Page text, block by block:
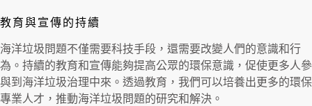
教育與宣傳的持續
海洋垃圾問題不僅需要科技手段，還需要改變人們的意識和行
為。持續的教育和宣傳能夠提高公眾的環保意識，促使更多人參
與到海洋垃圾治理中來。透過教育，我們可以培養出更多的環保
專業人才，推動海洋垃圾問題的研究和解決。